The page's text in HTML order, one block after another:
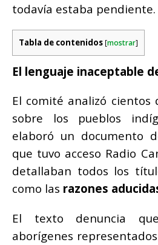
todavía estaba pendiente.
Tabla de contenidos [mostrar]
El lenguaje inaceptable
El comité analizó
sobre los pueblos
elaboró un documento
que tuvo acceso Radio
detallaban todos los
como las razones
El texto denuncia
aborígenes